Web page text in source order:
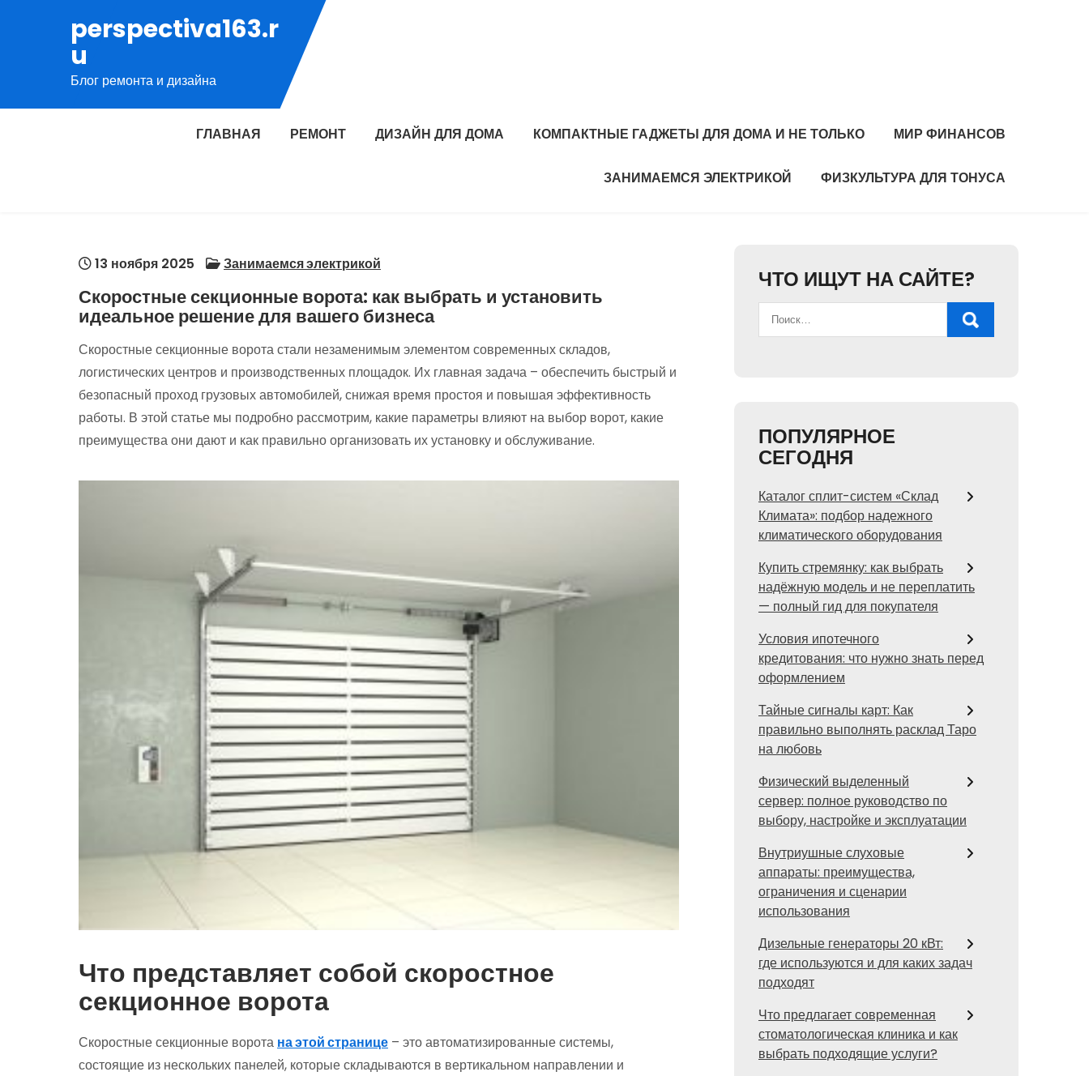
содержимому
perspectiva163.r
u
Блог ремонта и дизайна
ГЛАВНАЯ РЕМОНТ ДИЗАЙН ДЛЯ ДОМА КОМПАКТНЫЕ ГАДЖЕТЫ ДЛЯ ДОМА И НЕ ТОЛЬКО МИР ФИНАНСОВ
ЗАНИМАЕМСЯ ЭЛЕКТРИКОЙ ФИЗКУЛЬТУРА ДЛЯ ТОНУСА
13 ноября 2025 Занимаемся электрикой
Скоростные секционные ворота: как выбрать и установить
идеальное решение для вашего бизнеса
Скоростные секционные ворота стали незаменимым элементом современных складов,
логистических центров и производственных площадок. Их главная задача – обеспечить быстрый и
безопасный проход грузовых автомобилей, снижая время простоя и повышая эффективность
работы. В этой статье мы подробно рассмотрим, какие параметры влияют на выбор ворот, какие
преимущества они дают и как правильно организовать их установку и обслуживание.
Что представляет собой скоростное
секционное ворота
Скоростные секционные ворота на этой странице – это автоматизированные системы,
состоящие из нескольких панелей, которые складываются в вертикальном направлении и
ЧТО ИЩУТ НА САЙТЕ?
ПОПУЛЯРНОЕ
СЕГОДНЯ
Каталог сплит-систем «Склад
Климата»: подбор надежного
климатического оборудования
Купить стремянку: как выбрать
надёжную модель и не переплатить
— полный гид для покупателя
Условия ипотечного
кредитования: что нужно знать перед
оформлением
Тайные сигналы карт: Как
правильно выполнять расклад Таро
на любовь
Физический выделенный
сервер: полное руководство по
выбору, настройке и эксплуатации
Внутриушные слуховые
аппараты: преимущества,
ограничения и сценарии
использования
Дизельные генераторы 20 кВт:
где используются и для каких задач
подходят
Что предлагает современная
стоматологическая клиника и как
выбрать подходящие услуги?